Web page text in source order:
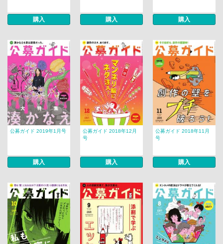
購入 購入 購入
公募ガイド 2019年1月号
購入
公募ガイド 2018年12月
号
購入
公募ガイド 2018年11月
号
購入